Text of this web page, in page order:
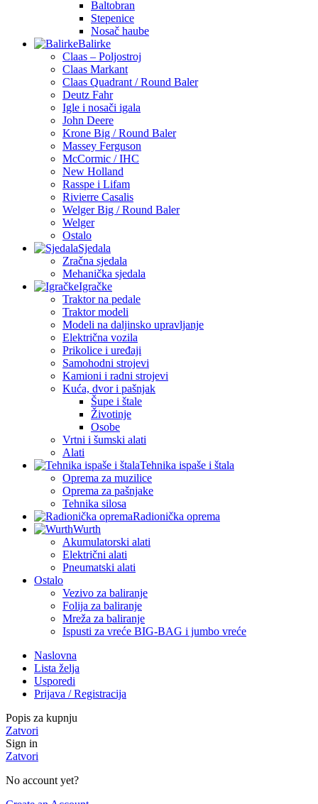
Baltobran
Stepenice
Nosač haube
Balirke
Claas – Poljostroj
Claas Markant
Claas Quadrant / Round Baler
Deutz Fahr
Igle i nosači igala
John Deere
Krone Big / Round Baler
Massey Ferguson
McCormic / IHC
New Holland
Rasspe i Lifam
Rivierre Casalis
Welger Big / Round Baler
Welger
Ostalo
Sjedala
Zračna sjedala
Mehanička sjedala
Igračke
Traktor na pedale
Traktor modeli
Modeli na daljinsko upravljanje
Električna vozila
Prikolice i uređaji
Samohodni strojevi
Kamioni i radni strojevi
Kuća, dvor i pašnjak
Šupe i štale
Životinje
Osobe
Vrtni i šumski alati
Alati
Tehnika ispaše i štala
Oprema za muzilice
Oprema za pašnjake
Tehnika silosa
Radionička oprema
Wurth
Akumulatorski alati
Električni alati
Pneumatski alati
Ostalo
Vezivo za baliranje
Folija za baliranje
Mreža za baliranje
Ispusti za vreće BIG-BAG i jumbo vreće
Naslovna
Lista želja
Usporedi
Prijava / Registracija
Popis za kupnju
Zatvori
Sign in
Zatvori
No account yet?